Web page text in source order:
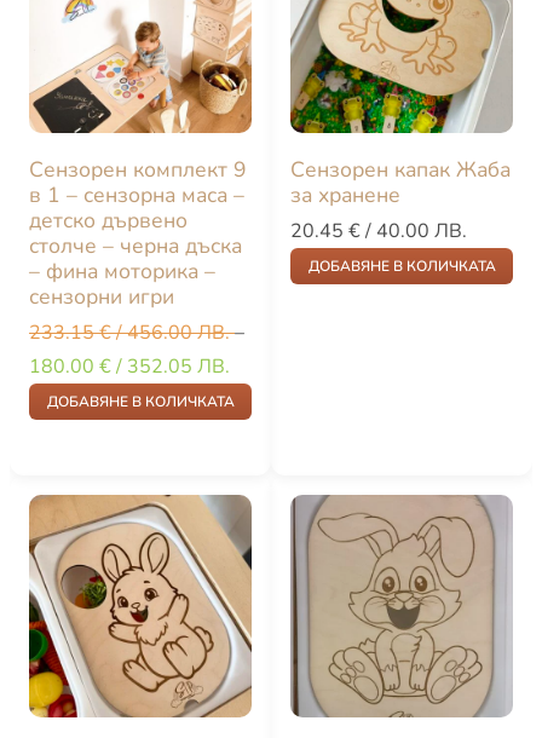
Сензорен комплект 9
в 1 – сензорна маса –
детско дървено
столче – черна дъска
– фина моторика –
сензорни игри
233.15€/ 456.00 ЛВ.–
180.00 €/ 352.05 ЛВ.
ДОБАВЯНЕ В КОЛИЧКАТА
Сензорен капак Жаба
за хранене
20.45 €/ 40.00 ЛВ.
ДОБАВЯНЕ В КОЛИЧКАТА